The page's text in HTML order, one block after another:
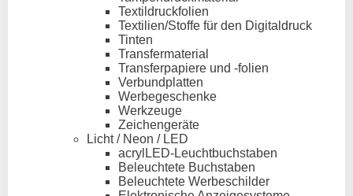
Textildruckfolien
Textilien/Stoffe für den Digitaldruck
Tinten
Transfermaterial
Transferpapiere und -folien
Verbundplatten
Werbegeschenke
Werkzeuge
Zeichengeräte
Licht / Neon / LED
acrylLED-Leuchtbuchstaben
Beleuchtete Buchstaben
Beleuchtete Werbeschilder